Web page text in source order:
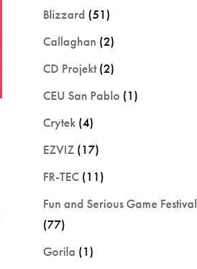
Blizzard (51)
Callaghan (2)
CD Projekt(2)
CEU San Pablo (1)
Crytek (4)
EZVIZ (17)
FR-TEC (11)
Fun and Serious Game Festival
(77)
Gorila (1)